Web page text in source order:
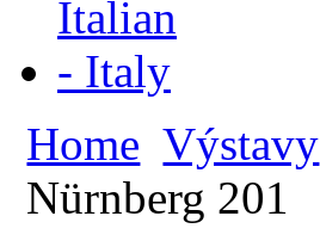
Home Výstavy
Nürnberg 201